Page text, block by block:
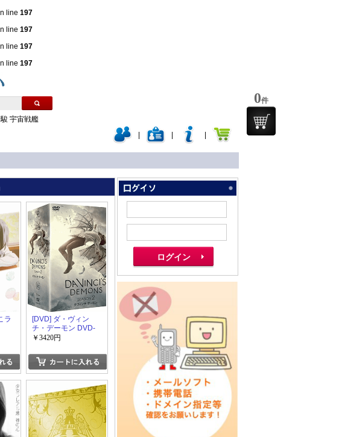
line 197
line 197
line 197
line 197
宇宙戦艦
ラ
[DVD] ダ・ヴィン
チ・デーモン DVD-
BOX 1+2
￥3420円
0件